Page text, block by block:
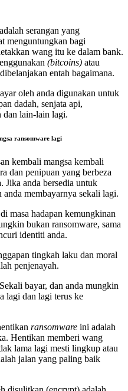
adalah serangan yang
menguntungkan bagi
wang itu ke dalam bank.
(bitcoins) atau
entah bagaimana.
oleh anda digunakan untuk
dadah, senjata api,
dan lain-lain lagi.
ransomware lagi
kembali mangsa kembali
dan penipuan yang berbeza
Jika anda bersedia untuk
membayarnya sekali lagi.
masa hadapan kemungkinan
bukan ransomware, sama
identiti anda.
tingkah laku dan moral
penjenayah.
bayar, dan anda mungkin
lagi dan lagi terus ke
ransomware ini adalah
Hentikan memberi wang
lama lagi mesti lingkup atau
jalan yang paling baik